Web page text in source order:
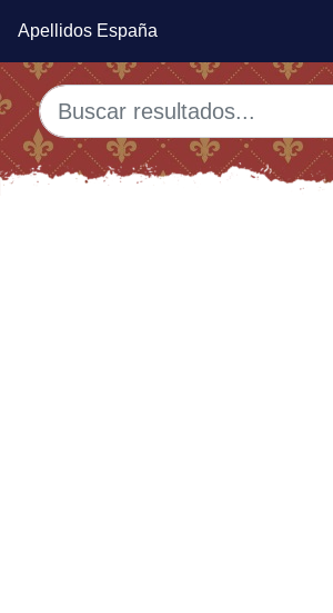
Apellidos España